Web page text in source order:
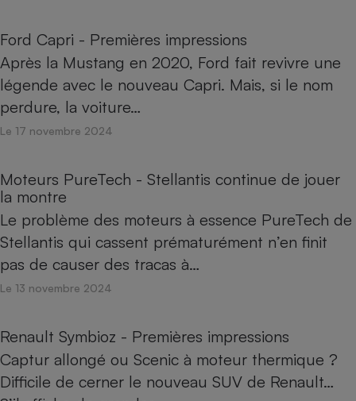
Ford Capri - Premières impressions
Après la Mustang en 2020, Ford fait revivre une
légende avec le nouveau Capri. Mais, si le nom
perdure, la voiture…
Le 17 novembre 2024
Moteurs PureTech - Stellantis continue de jouer
la montre
Le problème des moteurs à essence PureTech de
Stellantis qui cassent prématurément n’en finit
pas de causer des tracas à…
Le 13 novembre 2024
Renault Symbioz - Premières impressions
Captur allongé ou Scenic à moteur thermique ?
Difficile de cerner le nouveau SUV de Renault…